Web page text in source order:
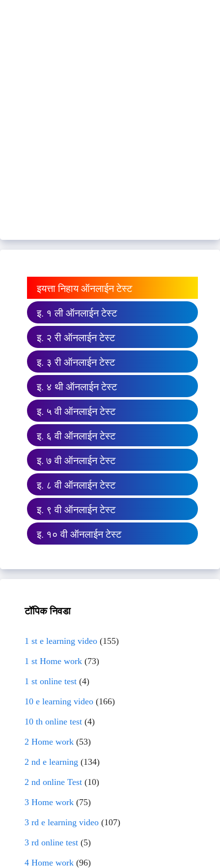
इयत्ता निहाय ऑनलाईन टेस्ट
इ. १ ली ऑनलाईन टेस्ट
इ. २ री ऑनलाईन टेस्ट
इ. ३ री ऑनलाईन टेस्ट
इ. ४ थी ऑनलाईन टेस्ट
इ. ५ वी ऑनलाईन टेस्ट
इ. ६ वी ऑनलाईन टेस्ट
इ. ७ वी ऑनलाईन टेस्ट
इ. ८ वी ऑनलाईन टेस्ट
इ. ९ वी ऑनलाईन टेस्ट
इ. १० वी ऑनलाईन टेस्ट
टॉपिक निवडा
1 st e learning video (155)
1 st Home work (73)
1 st online test (4)
10 e learning video (166)
10 th online test (4)
2 Home work (53)
2 nd e learning (134)
2 nd online Test (10)
3 Home work (75)
3 rd e learning video (107)
3 rd online test (5)
4 Home work (96)